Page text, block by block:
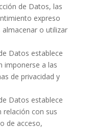
de Datos, las
expreso
o utilizar
Datos establece
imponerse a las
de privacidad y
Datos establece
relación con sus
de acceso,